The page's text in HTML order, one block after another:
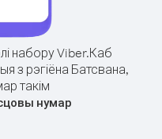
набору Viber.Каб
з рэгіёна Батсвана,
такім
нумар